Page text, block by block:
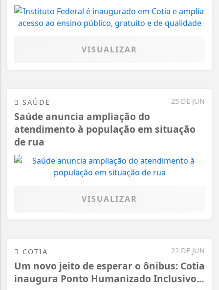
VISUALIZAR
25 DE JUN
SAÚDE
Saúde anuncia ampliação do
atendimento à população em situação
de rua
VISUALIZAR
22 DE JUN
COTIA
Um novo jeito de esperar o ônibus: Cotia
inaugura Ponto Humanizado Inclusivo...